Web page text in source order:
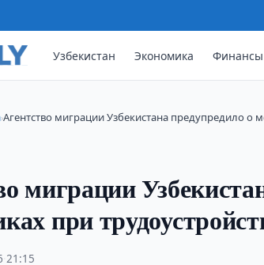
Узбекистан Экономика Финансы
›Агентство миграции Узбекистана предупредило о
миграции
при
·21:15